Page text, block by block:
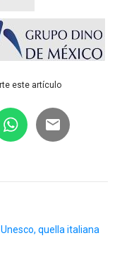
este artículo
quella italiana